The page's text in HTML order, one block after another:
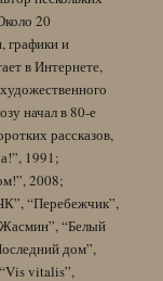
20
графики и
в Интернете,
начал в 80-е
рассказов,
1991;
2008;
“Перебежчик”,
“Белый
дом”,
vitalis”,